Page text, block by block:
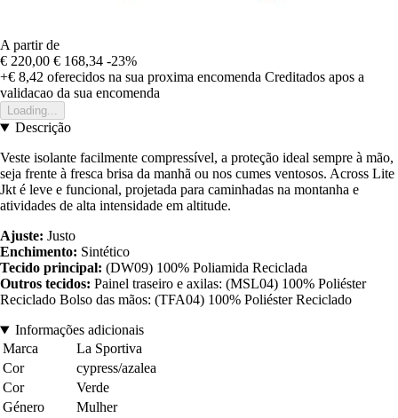
A partir de
€ 220,00 € 168,34 -23%
+€ 8,42 oferecidos na sua proxima encomenda Creditados apos a
validacao da sua encomenda
Loading...
Descrição
Veste isolante facilmente compressível, a proteção ideal sempre à mão,
seja frente à fresca brisa da manhã ou nos cumes ventosos. Across Lite
Jkt é leve e funcional, projetada para caminhadas na montanha e
atividades de alta intensidade em altitude.
Ajuste: Justo
Enchimento: Sintético
Tecido principal: (DW09) 100% Poliamida Reciclada
Outros tecidos: Painel traseiro e axilas: (MSL04) 100% Poliéster
Reciclado Bolso das mãos: (TFA04) 100% Poliéster Reciclado
Informações adicionais
Marca
La Sportiva
Cor
cypress/azalea
Cor
Verde
Género
Mulher